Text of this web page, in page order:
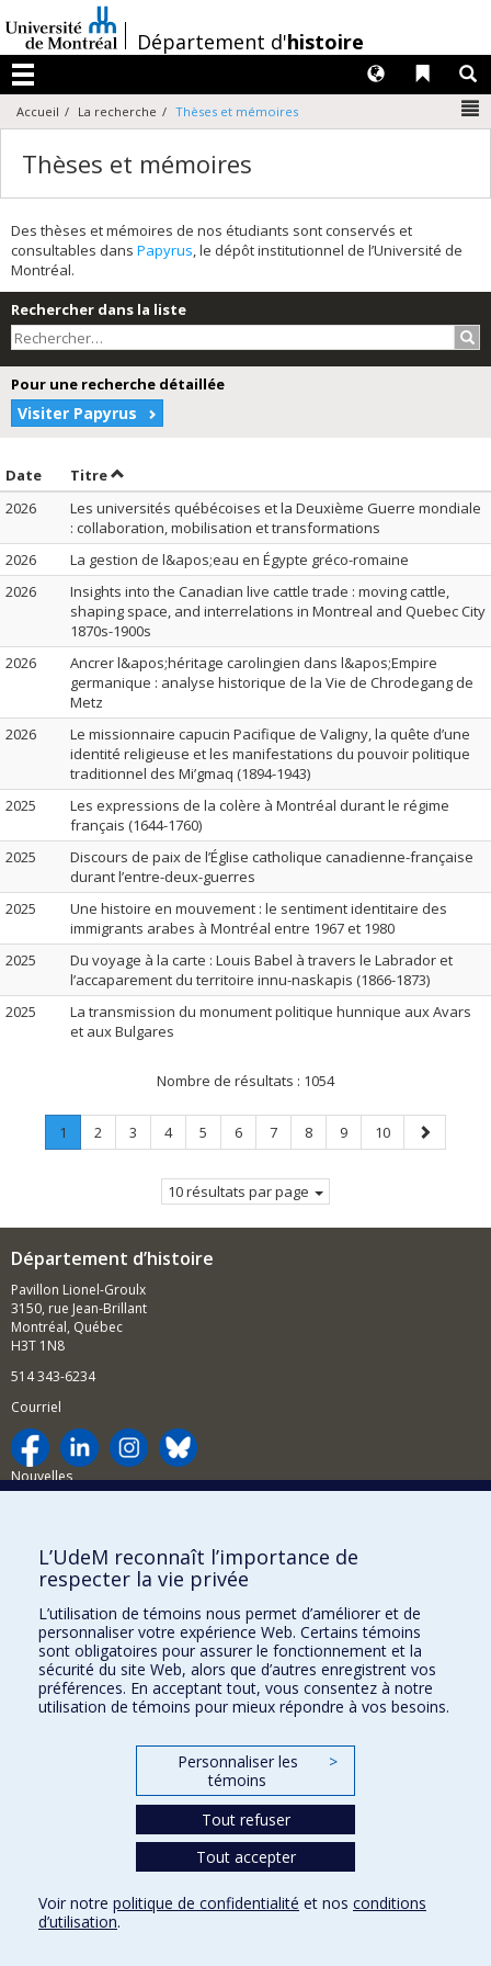
au
contenu
/Département d'histoire
Menu
Liens
Langues
Accueil La recherche Thèses et mémoires
Thèses et mémoires
Des thèses et mémoires de nos étudiants sont conservés et
consultables dans Papyrus, le dépôt institutionnel de l’Université de
Montréal.
Rechercher dans la liste
Pour une recherche détaillée
Visiter Papyrus
Date Trier par date en ordre croissant
TitreTrier par titre en ordre croissant
2026
Les universités québécoises et la Deuxième Guerre mondiale
: collaboration, mobilisation et transformations
2026
La gestion de l&apos;eau en Égypte gréco-romaine
2026
Insights into the Canadian live cattle trade : moving cattle,
shaping space, and interrelations in Montreal and Quebec City
1870s-1900s
2026
Ancrer l&apos;héritage carolingien dans l&apos;Empire
germanique : analyse historique de la Vie de Chrodegang de
Metz
2026
Le missionnaire capucin Pacifique de Valigny, la quête d’une
identité religieuse et les manifestations du pouvoir politique
traditionnel des Mi’gmaq (1894-1943)
2025
Les expressions de la colère à Montréal durant le régime
français (1644-1760)
2025
Discours de paix de l’Église catholique canadienne-française
durant l’entre-deux-guerres
2025
Une histoire en mouvement : le sentiment identitaire des
immigrants arabes à Montréal entre 1967 et 1980
2025
Du voyage à la carte : Louis Babel à travers le Labrador et
l’accaparement du territoire innu-naskapis (1866-1873)
2025
La transmission du monument politique hunnique aux Avars
et aux Bulgares
Nombre de résultats : 1054
Page
1
Page
Page
2 Page
3 Page
4 Page
5 Page
6 Page
7 Page
8 Page
9 Page
10
Page
suivante
10 résultats par page
Département d’histoire
Pavillon Lionel-Groulx
3150, rue Jean-Brillant
Montréal, Québec
H3T 1N8
514 343-6234
Courriel
Nouvelles
Comment soutenir le Département?
BESOIN D'AIDE?
Plan du site
Signaler une erreur
Accessibilité
FACULTÉ DES ARTS ET DES SCIENCES
Nos départements et écoles
Conditions d’utilisation
L’UdeM reconnaît l’importance de
respecter la vie privée
L’utilisation de témoins nous permet d’améliorer et de
personnaliser votre expérience Web. Certains témoins
sont obligatoires pour assurer le fonctionnement et la
sécurité du site Web, alors que d’autres enregistrent vos
préférences. En acceptant tout, vous consentez à notre
utilisation de témoins pour mieux répondre à vos besoins.
Personnaliser les
témoins
>
Tout refuser
Tout accepter
Voir notre politique de confidentialité et nos conditions
d’utilisation.